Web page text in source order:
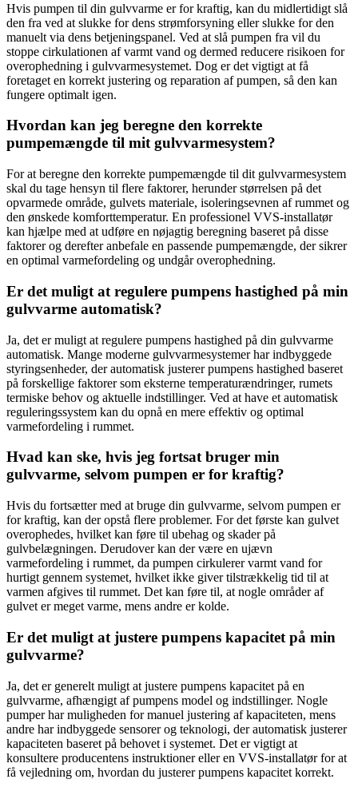
Hvis pumpen til din gulvvarme er for kraftig, kan du midlertidigt slå
den fra ved at slukke for dens strømforsyning eller slukke for den
manuelt via dens betjeningspanel. Ved at slå pumpen fra vil du
stoppe cirkulationen af varmt vand og dermed reducere risikoen for
overophedning i gulvvarmesystemet. Dog er det vigtigt at få
foretaget en korrekt justering og reparation af pumpen, så den kan
fungere optimalt igen.
Hvordan kan jeg beregne den korrekte
pumpemængde til mit gulvvarmesystem?
For at beregne den korrekte pumpemængde til dit gulvvarmesystem
skal du tage hensyn til flere faktorer, herunder størrelsen på det
opvarmede område, gulvets materiale, isoleringsevnen af rummet og
den ønskede komforttemperatur. En professionel VVS-installatør
kan hjælpe med at udføre en nøjagtig beregning baseret på disse
faktorer og derefter anbefale en passende pumpemængde, der sikrer
en optimal varmefordeling og undgår overophedning.
Er det muligt at regulere pumpens hastighed på min
gulvvarme automatisk?
Ja, det er muligt at regulere pumpens hastighed på din gulvvarme
automatisk. Mange moderne gulvvarmesystemer har indbyggede
styringsenheder, der automatisk justerer pumpens hastighed baseret
på forskellige faktorer som eksterne temperaturændringer, rumets
termiske behov og aktuelle indstillinger. Ved at have et automatisk
reguleringssystem kan du opnå en mere effektiv og optimal
varmefordeling i rummet.
Hvad kan ske, hvis jeg fortsat bruger min
gulvvarme, selvom pumpen er for kraftig?
Hvis du fortsætter med at bruge din gulvvarme, selvom pumpen er
for kraftig, kan der opstå flere problemer. For det første kan gulvet
overophedes, hvilket kan føre til ubehag og skader på
gulvbelægningen. Derudover kan der være en ujævn
varmefordeling i rummet, da pumpen cirkulerer varmt vand for
hurtigt gennem systemet, hvilket ikke giver tilstrækkelig tid til at
varmen afgives til rummet. Det kan føre til, at nogle områder af
gulvet er meget varme, mens andre er kolde.
Er det muligt at justere pumpens kapacitet på min
gulvvarme?
Ja, det er generelt muligt at justere pumpens kapacitet på en
gulvvarme, afhængigt af pumpens model og indstillinger. Nogle
pumper har muligheden for manuel justering af kapaciteten, mens
andre har indbyggede sensorer og teknologi, der automatisk justerer
kapaciteten baseret på behovet i systemet. Det er vigtigt at
konsultere producentens instruktioner eller en VVS-installatør for at
få vejledning om, hvordan du justerer pumpens kapacitet korrekt.